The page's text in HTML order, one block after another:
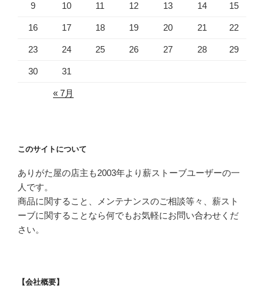
9 10 11 12 13 14 15
16 17 18 19 20 21 22
23 24 25 26 27 28 29
30 31
« 7月
このサイトについて
ありがた屋の店主も2003年より薪ストーブユーザーの一
人です。
商品に関すること、メンテナンスのご相談等々、薪スト
ーブに関することなら何でもお気軽にお問い合わせくだ
さい。
【会社概要】